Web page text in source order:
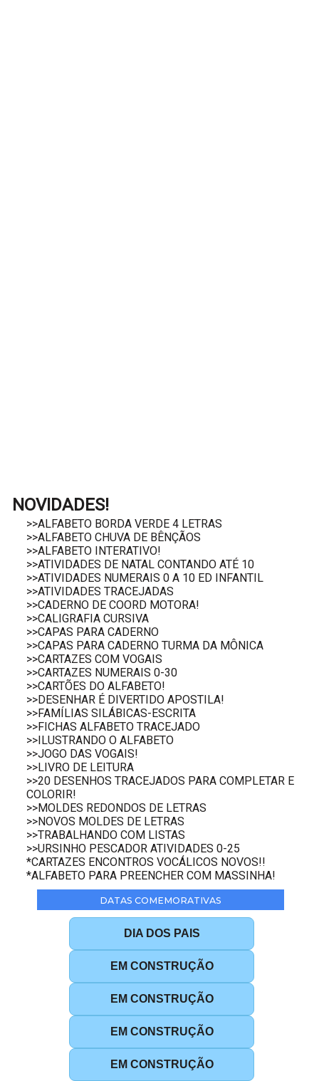
NOVIDADES!
>>ALFABETO BORDA VERDE 4 LETRAS
>>ALFABETO CHUVA DE BÊNÇÃOS
>>ALFABETO INTERATIVO!
>>ATIVIDADES DE NATAL CONTANDO ATÉ 10
>>ATIVIDADES NUMERAIS 0 A 10 ED INFANTIL
>>ATIVIDADES TRACEJADAS
>>CADERNO DE COORD MOTORA!
>>CALIGRAFIA CURSIVA
>>CAPAS PARA CADERNO
>>CAPAS PARA CADERNO TURMA DA MÔNICA
>>CARTAZES COM VOGAIS
>>CARTAZES NUMERAIS 0-30
>>CARTÕES DO ALFABETO!
>>DESENHAR É DIVERTIDO APOSTILA!
>>FAMÍLIAS SILÁBICAS-ESCRITA
>>FICHAS ALFABETO TRACEJADO
>>ILUSTRANDO O ALFABETO
>>JOGO DAS VOGAIS!
>>LIVRO DE LEITURA
>>20 DESENHOS TRACEJADOS PARA COMPLETAR E
COLORIR!
>>MOLDES REDONDOS DE LETRAS
>>NOVOS MOLDES DE LETRAS
>>TRABALHANDO COM LISTAS
>>URSINHO PESCADOR ATIVIDADES 0-25
*CARTAZES ENCONTROS VOCÁLICOS NOVOS!!
*ALFABETO PARA PREENCHER COM MASSINHA!
DATAS COMEMORATIVAS
DIA DOS PAIS
EM CONSTRUÇÃO
EM CONSTRUÇÃO
EM CONSTRUÇÃO
EM CONSTRUÇÃO